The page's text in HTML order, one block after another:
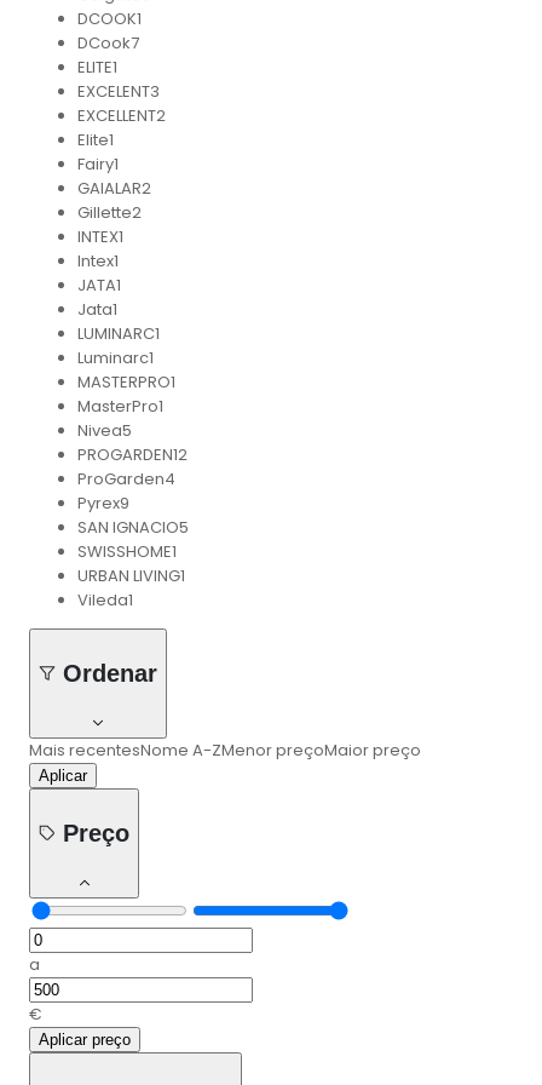
DCOOK1
DCook7
ELITE1
EXCELENT3
EXCELLENT2
Elite1
Fairy1
GAIALAR2
Gillette2
INTEX1
Intex1
JATA1
Jata1
LUMINARC1
Luminarc1
MASTERPRO1
MasterPro1
Nivea5
PROGARDEN12
ProGarden4
Pyrex9
SAN IGNACIO5
SWISSHOME1
URBAN LIVING1
Vileda1
Ordenar
Mais recentesNome A-ZMenor preçoMaior preço
Aplicar
Preço
a
€
Aplicar preço